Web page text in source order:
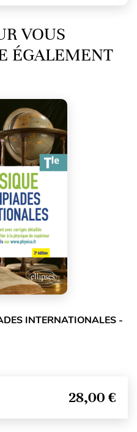
VOUS
ÉGALEMENT
INTERNATIONALES -
28,00 €